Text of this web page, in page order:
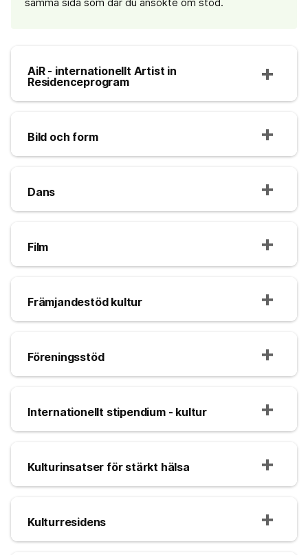
AiR - internationellt Artist in
Residenceprogram
Bild och form
Dans
Film
Främjandestöd kultur
Föreningsstöd
Internationellt stipendium - kultur
Kulturinsatser för stärkt hälsa
Kulturresidens